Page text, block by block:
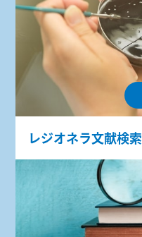
レジオネラ文献検索